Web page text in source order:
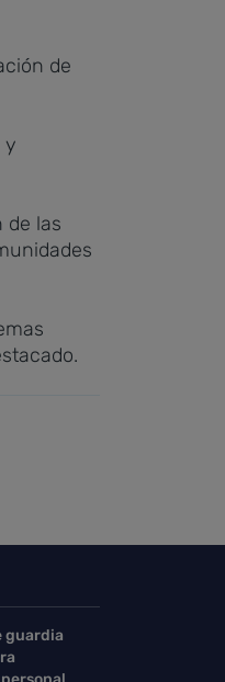
de
y
de las
guardia